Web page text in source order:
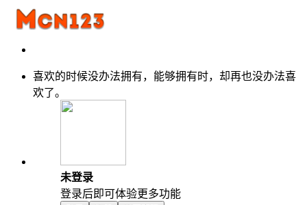
喜欢的时候没办法拥有，能够拥有时，却再也没办法喜
欢了。
未登录
登录后即可体验更多功能